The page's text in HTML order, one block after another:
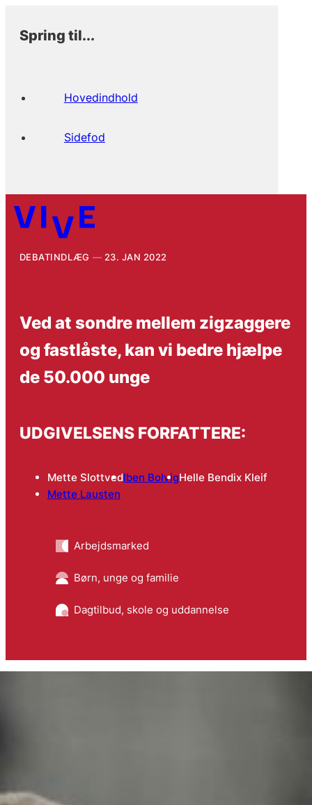
Spring til...
Hovedindhold
Sidefod
DEBATINDLÆG 23. JAN 2022
Ved at sondre mellem zigzaggere
og fastlåste, kan vi bedre hjælpe
de 50.000 unge
UDGIVELSENS FORFATTERE:
Mette SlottvedIben BolvigHelle Bendix Kleif
Mette Lausten
Arbejdsmarked
Børn, unge og familie
Dagtilbud, skole og uddannelse